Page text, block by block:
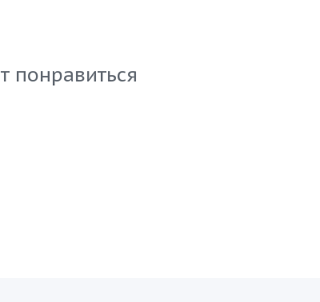
свой бизнес, выбрав именно наш окунь.
понравиться